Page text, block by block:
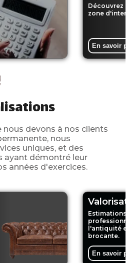
Découvrez
zone
En savoir
devons à nos clients
nous
uniques, et des
ayant démontré leur
années d'exercices.
Estimations
l'antiquité et
brocante.
En savoir